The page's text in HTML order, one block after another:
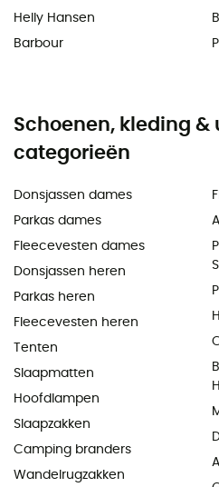
Helly Hansen
Barbour
Schoenen, kleding
categorieën
Donsjassen dames
Parkas dames
Fleecevesten dames
Donsjassen heren
Parkas heren
Fleecevesten heren
Tenten
Slaapmatten
Hoofdlampen
Slaapzakken
Camping branders
Wandelrugzakken